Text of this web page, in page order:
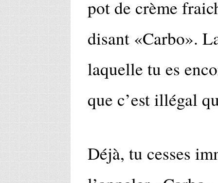
pot de crème
disant «Carbo».
laquelle tu es
que c’est illégal
Déjà, tu cesses